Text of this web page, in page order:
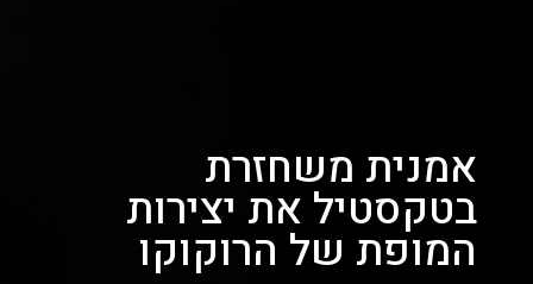
אמנית משחזרת
בטקסטיל את יצירות
המופת של הרוקוקו